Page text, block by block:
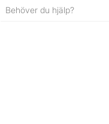
Behöver du hjälp?